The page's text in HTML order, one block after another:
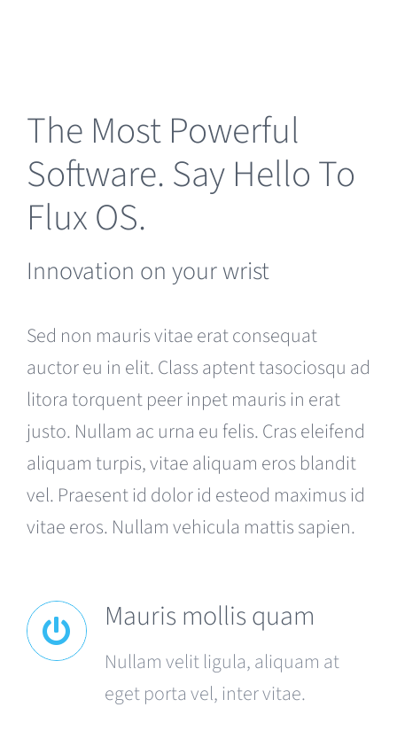
The Most Powerful
Software. Say Hello To
Flux OS.
Innovation on your wrist
Sed non mauris vitae erat consequat
auctor eu in elit. Class aptent tasociosqu ad
litora torquent peer inpet mauris in erat
justo. Nullam ac urna eu felis. Cras eleifend
aliquam turpis, vitae aliquam eros blandit
vel. Praesent id dolor id esteod maximus id
vitae eros. Nullam vehicula mattis sapien.
Mauris mollis quam
Nullam velit ligula, aliquam at
eget porta vel, inter vitae.